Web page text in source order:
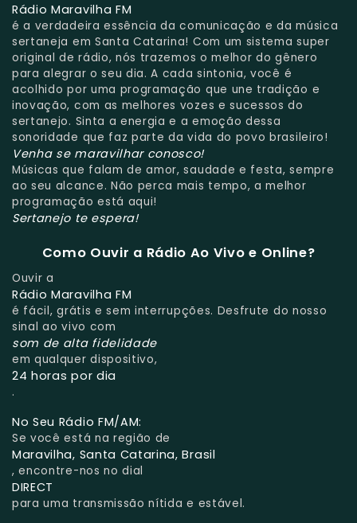
Rádio Maravilha FM
é a verdadeira essência da comunicação e da música
sertaneja em Santa Catarina! Com um sistema super
original de rádio, nós trazemos o melhor do gênero
para alegrar o seu dia. A cada sintonia, você é
acolhido por uma programação que une tradição e
inovação, com as melhores vozes e sucessos do
sertanejo. Sinta a energia e a emoção dessa
sonoridade que faz parte da vida do povo brasileiro!
Venha se maravilhar conosco!
Músicas que falam de amor, saudade e festa, sempre
ao seu alcance. Não perca mais tempo, a melhor
programação está aqui!
Sertanejo te espera!
Como Ouvir a Rádio Ao Vivo e Online?
Ouvir a
Rádio Maravilha FM
é fácil, grátis e sem interrupções. Desfrute do nosso
sinal ao vivo com
som de alta fidelidade
em qualquer dispositivo,
24 horas por dia
.
No Seu Rádio FM/AM:
Se você está na região de
Maravilha, Santa Catarina, Brasil
, encontre-nos no dial
DIRECT
para uma transmissão nítida e estável.